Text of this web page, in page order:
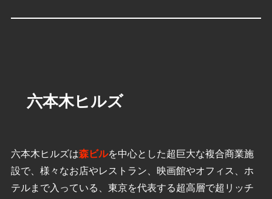
六本木ヒルズ
六本木ヒルズは森ビルを中心とした超巨大な複合商業施
設で、様々なお店やレストラン、映画館やオフィス、ホ
テルまで入っている、東京を代表する超高層で超リッチ